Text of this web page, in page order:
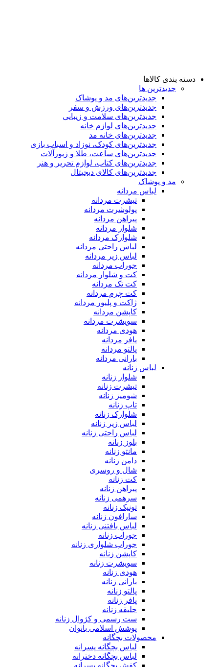
دسته بندی کالاها
جدیدترین ها
جدید‌ترین‌های مد و پوشاک
جدید‌ترین‌های ورزش و سفر
جدید‌ترین‌های سلامت و زیبایی
جدید‌ترین‌های لوازم خانه
جدیدترین‌های خانه مد
جدید‌ترین‌های کودک، نوزاد و اسباب بازی
جدید‌ترین‌های ساعت، طلا و زیورآلات
جدید‌ترین‌های کتاب، لوازم تحریر و هنر
جدید‌ترین‌های کالای دیجیتال
مد و پوشاک
لباس مردانه
تیشرت مردانه
پولوشرت مردانه
پیراهن مردانه
شلوار مردانه
شلوارک مردانه
لباس راحتی مردانه
لباس زیر مردانه
جوراب مردانه
کت و شلوار مردانه
کت تک مردانه
کت چرم مردانه
ژاکت و پلیور مردانه
کاپشن مردانه
سویشرت مردانه
هودی مردانه
پافر مردانه
پالتو مردانه
بارانی مردانه
لباس زنانه
شلوار زنانه
تیشرت زنانه
شومیز زنانه
تاپ زنانه
شلوارک زنانه
لباس زیر زنانه
لباس راحتی زنانه
بلوز زنانه
مانتو زنانه
دامن زنانه
شال و روسری
کت زنانه
پیراهن زنانه
سرهمی زنانه
تونیک زنانه
سارافون زنانه
لباس بافتنی زنانه
جوراب زنانه
جوراب شلواری زنانه
کاپشن زنانه
سویشرت زنانه
هودی زنانه
بارانی زنانه
پالتو زنانه
پافر زنانه
جلیقه زنانه
ست رسمی و کژوال زنانه
پوشش اسلامی بانوان
محصولات بچگانه
لباس بچگانه پسرانه
لباس بچگانه دخترانه
کفش بچگانه پسرانه